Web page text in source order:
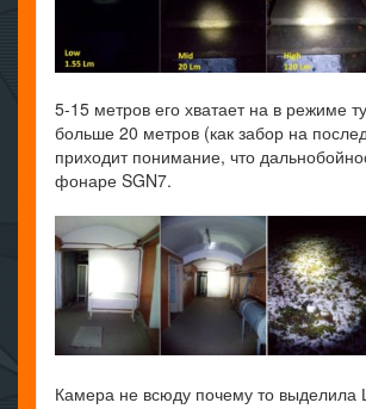
5-15 метров его хватает на в режиме
больше 20 метров (как забор на
приходит понимание, что
фонаре SGN7.
Камера не всюду почему то